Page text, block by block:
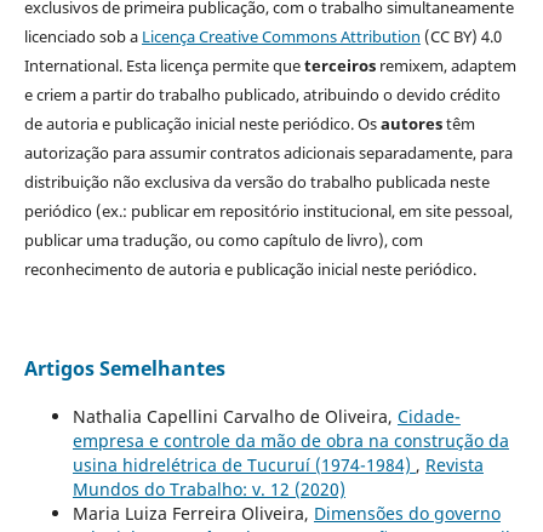
exclusivos de primeira publicação, com o trabalho simultaneamente
licenciado sob a Licença Creative Commons Attribution (CC BY) 4.0
International. Esta licença permite queterceirosremixem, adaptem
e criem a partir do trabalho publicado, atribuindo o devido crédito
de autoria e publicação inicial neste periódico. Osautorestêm
autorização para assumir contratos adicionais separadamente, para
distribuição não exclusiva da versão do trabalho publicada neste
periódico (ex.: publicar em repositório institucional, em site pessoal,
publicar uma tradução, ou como capítulo de livro), com
reconhecimento de autoria e publicação inicial neste periódico.
Artigos Semelhantes
Nathalia Capellini Carvalho de Oliveira, Cidade-
empresa e controle da mão de obra na construção da
usina hidrelétrica de Tucuruí (1974-1984) , Revista
Mundos do Trabalho: v. 12 (2020)
Maria Luiza Ferreira Oliveira, Dimensões do governo